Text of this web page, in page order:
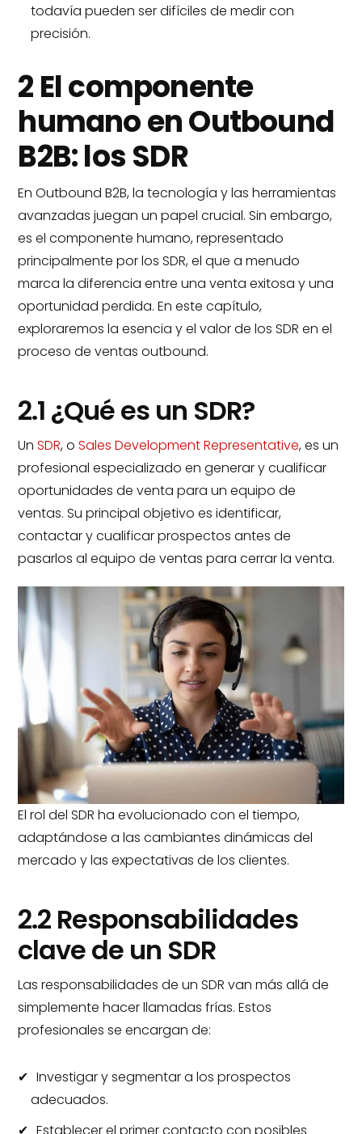
todavía pueden ser difíciles de medir con
precisión.
2 El componente
humano en Outbound
B2B: los SDR
En Outbound B2B, la tecnología y las herramientas
avanzadas juegan un papel crucial. Sin embargo,
es el componente humano, representado
principalmente por los SDR, el que a menudo
marca la diferencia entre una venta exitosa y una
oportunidad perdida. En este capítulo,
exploraremos la esencia y el valor de los SDR en el
proceso de ventas outbound.
2.1 ¿Qué es un SDR?
UnSDR, oSales Development Representative, es un
profesional especializado en generar y cualificar
oportunidades de venta para un equipo de
ventas. Su principal objetivo es identificar,
contactar y cualificar prospectos antes de
pasarlos al equipo de ventas para cerrar la venta.
El rol del SDR ha evolucionado con el tiempo,
adaptándose a las cambiantes dinámicas del
mercado y las expectativas de los clientes.
2.2 Responsabilidades
clave de un SDR
Las responsabilidades de un SDR van más allá de
simplemente hacer llamadas frías. Estos
profesionales se encargan de:
Investigar y segmentar a los prospectos
adecuados.
Establecer el primer contacto con posibles